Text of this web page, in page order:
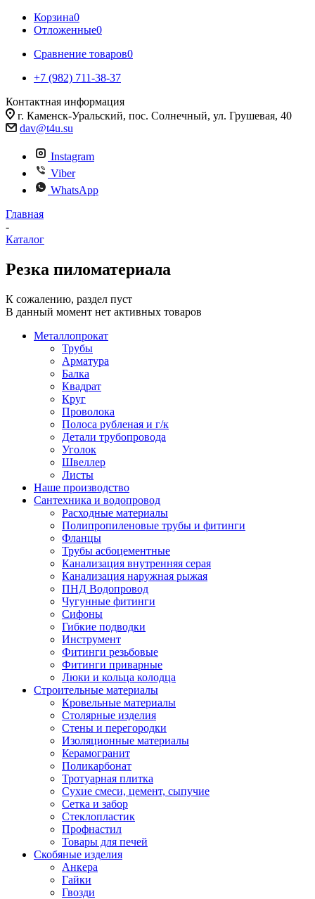
Корзина0
Отложенные0
Сравнение товаров0
+7 (982) 711-38-37
Контактная информация
г. Каменск-Уральский, пос. Солнечный, ул. Грушевая, 40
dav@t4u.su
Instagram
Viber
WhatsApp
Главная
-
Каталог
Резка пиломатериала
К сожалению, раздел пуст
В данный момент нет активных товаров
Металлопрокат
Трубы
Арматура
Балка
Квадрат
Круг
Проволока
Полоса рубленая и г/к
Детали трубопровода
Уголок
Швеллер
Листы
Наше производство
Сантехника и водопровод
Расходные материалы
Полипропиленовые трубы и фитинги
Фланцы
Трубы асбоцементные
Канализация внутренняя серая
Канализация наружная рыжая
ПНД Водопровод
Чугунные фитинги
Сифоны
Гибкие подводки
Инструмент
Фитинги резьбовые
Фитинги приварные
Люки и кольца колодца
Строительные материалы
Кровельные материалы
Столярные изделия
Стены и перегородки
Изоляционные материалы
Керамогранит
Поликарбонат
Тротуарная плитка
Сухие смеси, цемент, сыпучие
Сетка и забор
Стеклопластик
Профнастил
Товары для печей
Скобяные изделия
Анкера
Гайки
Гвозди